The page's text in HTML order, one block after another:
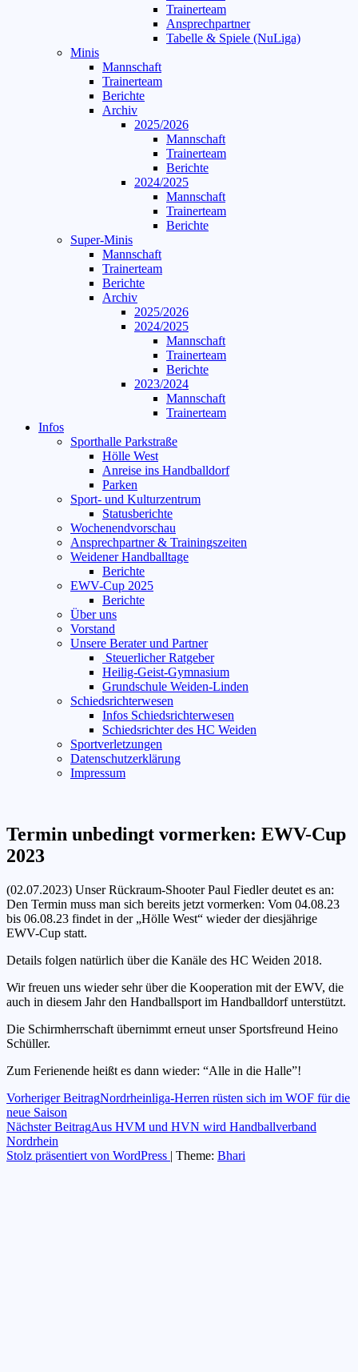
Trainerteam
Ansprechpartner
Tabelle & Spiele (NuLiga)
Minis
Mannschaft
Trainerteam
Berichte
Archiv
2025/2026
Mannschaft
Trainerteam
Berichte
2024/2025
Mannschaft
Trainerteam
Berichte
Super-Minis
Mannschaft
Trainerteam
Berichte
Archiv
2025/2026
2024/2025
Mannschaft
Trainerteam
Berichte
2023/2024
Mannschaft
Trainerteam
Infos
Sporthalle Parkstraße
Hölle West
Anreise ins Handballdorf
Parken
Sport- und Kulturzentrum
Statusberichte
Wochenendvorschau
Ansprechpartner & Trainingszeiten
Weidener Handballtage
Berichte
EWV-Cup 2025
Berichte
Über uns
Vorstand
Unsere Berater und Partner
Steuerlicher Ratgeber
Heilig-Geist-Gymnasium
Grundschule Weiden-Linden
Schiedsrichterwesen
Infos Schiedsrichterwesen
Schiedsrichter des HC Weiden
Sportverletzungen
Datenschutzerklärung
Impressum
Termin unbedingt vormerken: EWV-Cup
2023
(02.07.2023) Unser Rückraum-Shooter Paul Fiedler deutet es an:
Den Termin muss man sich bereits jetzt vormerken: Vom 04.08.23
bis 06.08.23 findet in der „Hölle West“ wieder der diesjährige
EWV-Cup statt.
Details folgen natürlich über die Kanäle des HC Weiden 2018.
Wir freuen uns wieder sehr über die Kooperation mit der EWV, die
auch in diesem Jahr den Handballsport im Handballdorf unterstützt.
Die Schirmherrschaft übernimmt erneut unser Sportsfreund Heino
Schüller.
Zum Ferienende heißt es dann wieder: “Alle in die Halle”!
Beitragsnavigation
Vorheriger BeitragNordrheinliga-Herren rüsten sich im WOF für die
neue Saison
Nächster BeitragAus HVM und HVN wird Handballverband
Nordrhein
Stolz präsentiert von WordPress | Theme: Bhari